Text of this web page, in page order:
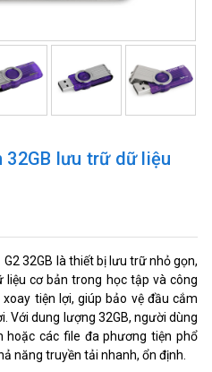
32GB lưu trữ dữ liệu
32GB là thiết bị lưu trữ nhỏ gọn,
cơ bản trong học tập và công
tiện lợi, giúp bảo vệ đầu cắm
Với dung lượng 32GB, người dùng
các file đa phương tiện phổ
năng truyền tải nhanh, ổn định.